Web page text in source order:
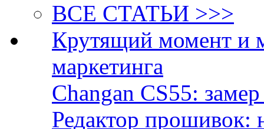
ВСЕ СТАТЬИ >>>
Крутящий момент и
маркетинга
Changan CS55:
Редактор прошивок: